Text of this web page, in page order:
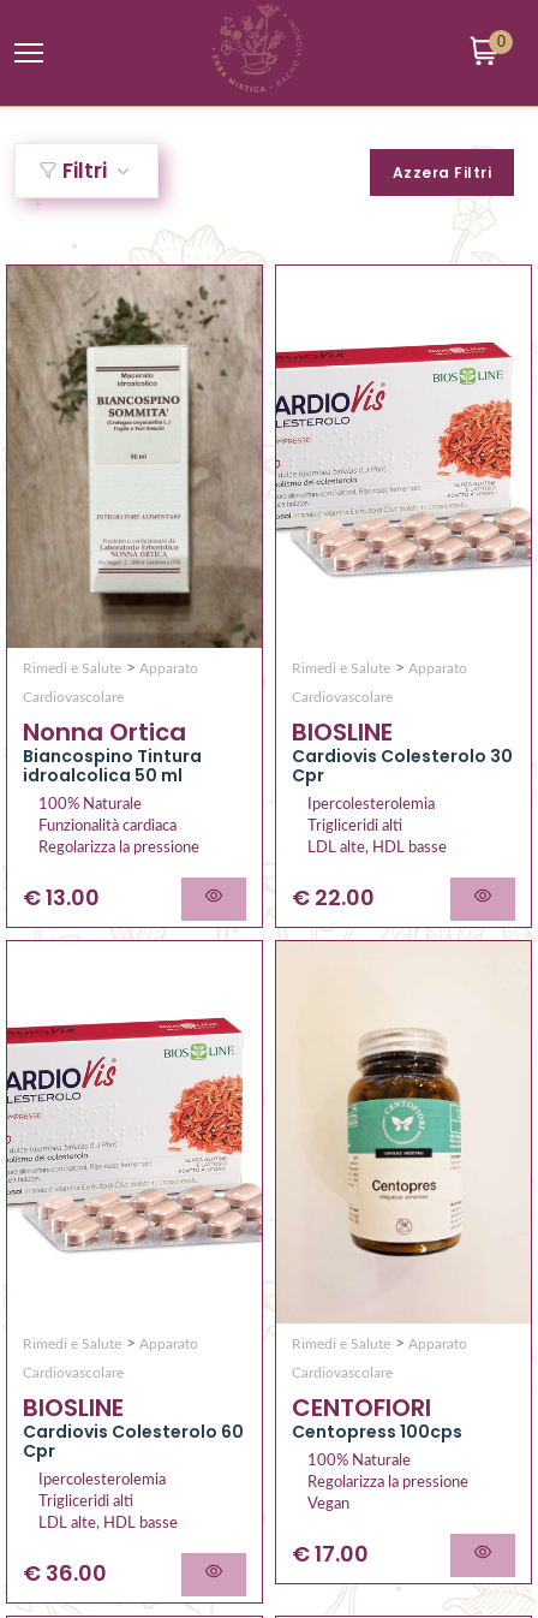
0
Filtri Azzera Filtri
Rimedi e Salute > Apparato
Cardiovascolare
Nonna Ortica
Biancospino Tintura
idroalcolica 50 ml
100% Naturale
Funzionalità cardiaca
Regolarizza la pressione
€ 13.00
Rimedi e Salute > Apparato
Cardiovascolare
BIOSLINE
Cardiovis Colesterolo 30
Cpr
Ipercolesterolemia
Trigliceridi alti
LDL alte, HDL basse
€ 22.00
Rimedi e Salute > Apparato
Cardiovascolare
BIOSLINE
Cardiovis Colesterolo 60
Cpr
Ipercolesterolemia
Trigliceridi alti
LDL alte, HDL basse
€ 36.00
Rimedi e Salute > Apparato
Cardiovascolare
CENTOFIORI
Centopress 100cps
100% Naturale
Regolarizza la pressione
Vegan
€ 17.00